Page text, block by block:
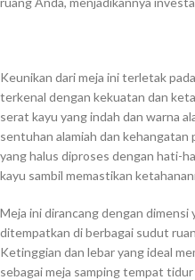
Keunikan dari meja ini terletak
terkenal dengan kekuatan dan
serat kayu yang indah dan warna
sentuhan alamiah dan kehangatan
yang halus diproses dengan hati-
kayu sambil memastikan
Meja ini dirancang dengan
ditempatkan di berbagai sudut
Ketinggian dan lebar yang ideal
sebagai meja samping tempat